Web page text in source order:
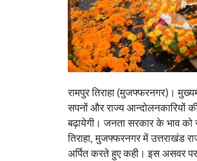
रामपुर तिराहा (मुजफ्फरनगर)।
सपनों और राज्य आन्दोलनकारियों
बढ़ायेगी। जनता सरकार के भाव को
तिराहा, मुजफ्फरनगर में उत्तराखंड
अर्पित करते हुए कही। इस असवर